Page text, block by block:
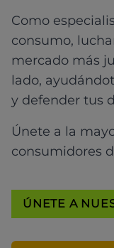
Como
consumo,
mercado más
lado,
y defender tus
Únete a la
consumidores
ÚNETE A